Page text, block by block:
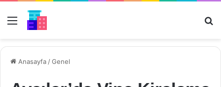
Menü
Anasayfa /Genel